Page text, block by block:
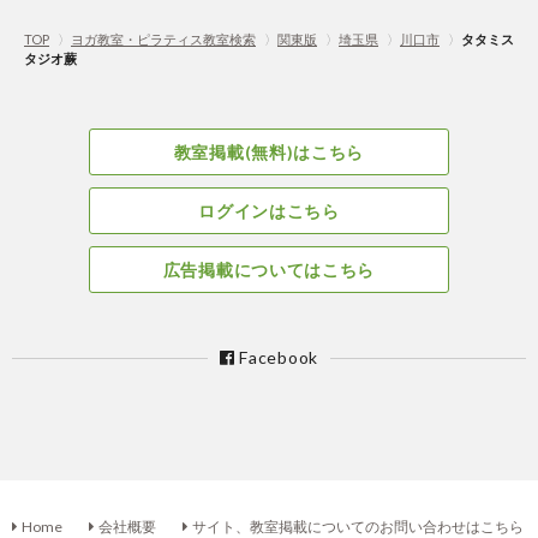
TOP 〉 ヨガ教室・ピラティス教室検索 〉 関東版 〉 埼玉県 〉 川口市 〉 タタミス
タジオ蕨
教室掲載(無料)はこちら
ログインはこちら
広告掲載についてはこちら
Facebook
Home 会社概要 サイト、教室掲載についてのお問い合わせはこちら